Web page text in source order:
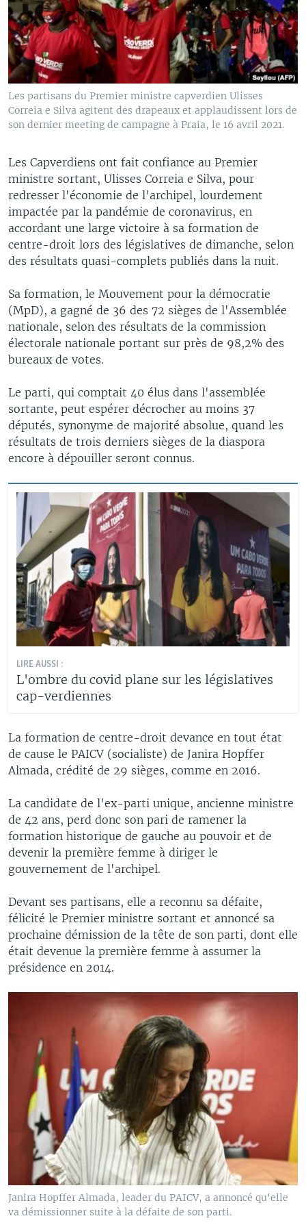
Les partisans du Premier ministre capverdien Ulisses
Correia e Silva agitent des drapeaux et applaudissent lors de
son dernier meeting de campagne à Praia, le 16 avril 2021.
Les Capverdiens ont fait confiance au Premier
ministre sortant, Ulisses Correia e Silva, pour
redresser l'économie de l'archipel, lourdement
impactée par la pandémie de coronavirus, en
accordant une large victoire à sa formation de
centre-droit lors des législatives de dimanche, selon
des résultats quasi-complets publiés dans la nuit.
Sa formation, le Mouvement pour la démocratie
(MpD), a gagné de 36 des 72 sièges de l'Assemblée
nationale, selon des résultats de la commission
électorale nationale portant sur près de 98,2% des
bureaux de votes.
Le parti, qui comptait 40 élus dans l'assemblée
sortante, peut espérer décrocher au moins 37
députés, synonyme de majorité absolue, quand les
résultats de trois derniers sièges de la diaspora
encore à dépouiller seront connus.
LIRE AUSSI :
L'ombre du covid plane sur les législatives
cap-verdiennes
La formation de centre-droit devance en tout état
de cause le PAICV (socialiste) de Janira Hopffer
Almada, crédité de 29 sièges, comme en 2016.
La candidate de l'ex-parti unique, ancienne ministre
de 42 ans, perd donc son pari de ramener la
formation historique de gauche au pouvoir et de
devenir la première femme à diriger le
gouvernement de l'archipel.
Devant ses partisans, elle a reconnu sa défaite,
félicité le Premier ministre sortant et annoncé sa
prochaine démission de la tête de son parti, dont elle
était devenue la première femme à assumer la
présidence en 2014.
Janira Hopffer Almada, leader du PAICV, a annoncé qu'elle
va démissionner suite à la défaite de son parti.